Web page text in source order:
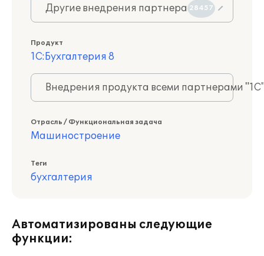
Другие внедрения партнера 28457
Продукт
1С:Бухгалтерия 8
Внедрения продукта всеми партнерами
Отрасль / Функциональная задача
Машиностроение
Теги
бухгалтерия
Автоматизированы следующие
функции: